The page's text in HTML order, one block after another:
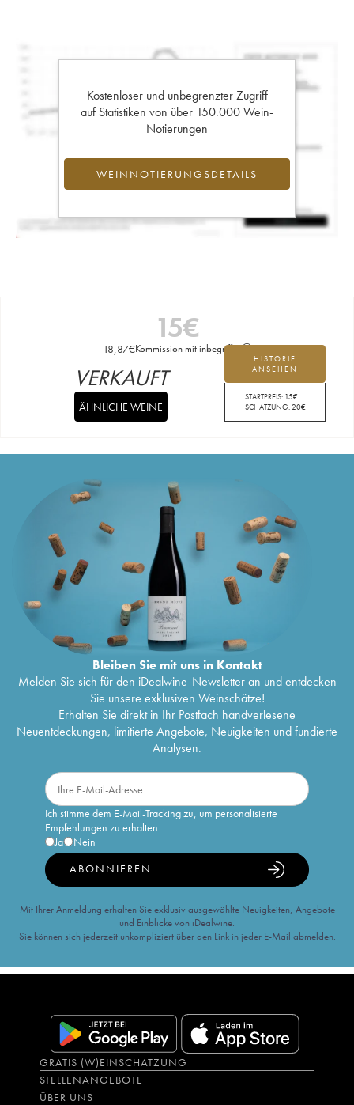
Kostenloser und unbegrenzter Zugriff
auf Statistiken von über 150.000 Wein-
Notierungen
WEINNOTIERUNGSDETAILS
15€
18,87€Kommission mit inbegriffen
HISTORIE
ANSEHEN
STARTPREIS: 15€
SCHÄTZUNG:20€
VERKAUFT
ÄHNLICHE WEINE
Bleiben Sie mit uns in Kontakt
Melden Sie sich für den iDealwine-Newsletter an und entdecken
Sie unsere exklusiven Weinschätze!
Erhalten Sie direkt in Ihr Postfach handverlesene
Neuentdeckungen, limitierte Angebote, Neuigkeiten und fundierte
Analysen.
Ich stimme dem E-Mail-Tracking zu, um personalisierte
Empfehlungen zu erhalten
Ja
Nein
ABONNIEREN
Mit Ihrer Anmeldung erhalten Sie exklusiv ausgewählte Neuigkeiten, Angebote
und Einblicke von iDealwine.
Sie können sich jederzeit unkompliziert über den Link in jeder E-Mail abmelden.
GRATIS (W)EINSCHÄTZUNG
STELLENANGEBOTE
ÜBER UNS